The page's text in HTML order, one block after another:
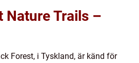
Nature Trails –
Forest, i Tyskland, är känd för